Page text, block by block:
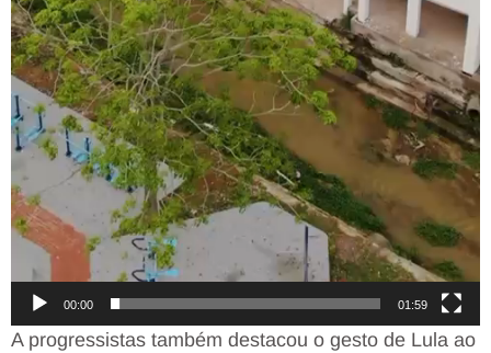
00:00 01:59
A progressistas também destacou o gesto de Lula ao